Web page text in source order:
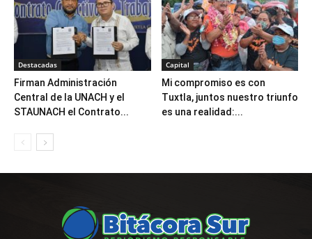
Destacadas
Firman Administración
Central de la UNACH y el
STAUNACH el Contrato...
Capital
Mi compromiso es con
Tuxtla, juntos nuestro triunfo
es una realidad:...